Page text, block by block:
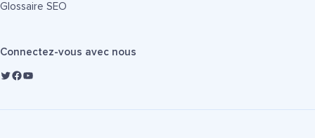
Glossaire SEO
Connectez-vous avec nous